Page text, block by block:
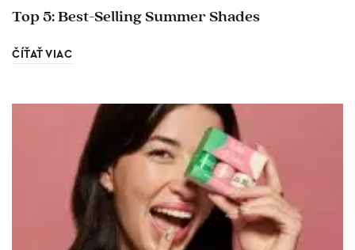
Top 5: Best-Selling Summer Shades
ČÍŤAŤ VIAC